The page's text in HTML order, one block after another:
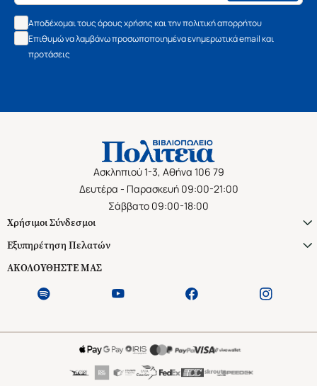
Αποδέχομαι τους όρους χρήσης και την πολιτική απορρήτου
Επιθυμώ να λαμβάνω προσωποποιημένα ενημερωτικά email και
προτάσεις
Ασκληπιού 1-3, Αθήνα 106 79
Δευτέρα - Παρασκευή 09:00-21:00
Σάββατο 09:00-18:00
Χρήσιμοι Σύνδεσμοι
Εξυπηρέτηση Πελατών
ΑΚΟΛΟΥΘΗΣΤΕ ΜΑΣ